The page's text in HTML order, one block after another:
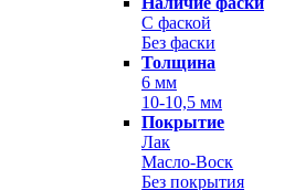
С фаской
Без фаски
Толщина
6 мм
10-10,5 мм
Покрытие
Лак
Масло-Воск
Без покрытия